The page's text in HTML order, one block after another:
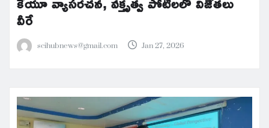
వీరే
scihubnews@gmail.com Jan 27, 2026